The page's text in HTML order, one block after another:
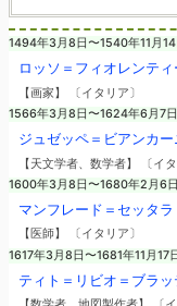
1494年3月8日〜1540年11月14
ロッソ＝フィオレンティ
【画家】 〔イタリア〕
1566年3月8日〜1624年6月7日
ジュゼッペ＝ビアンカー
【天文学者、数学者】 〔イタ
1600年3月8日〜1680年2月6日
マンフレード＝セッタラ
【医師】 〔イタリア〕
1617年3月8日〜1681年11月17
ティト＝リビオ＝ブラッ